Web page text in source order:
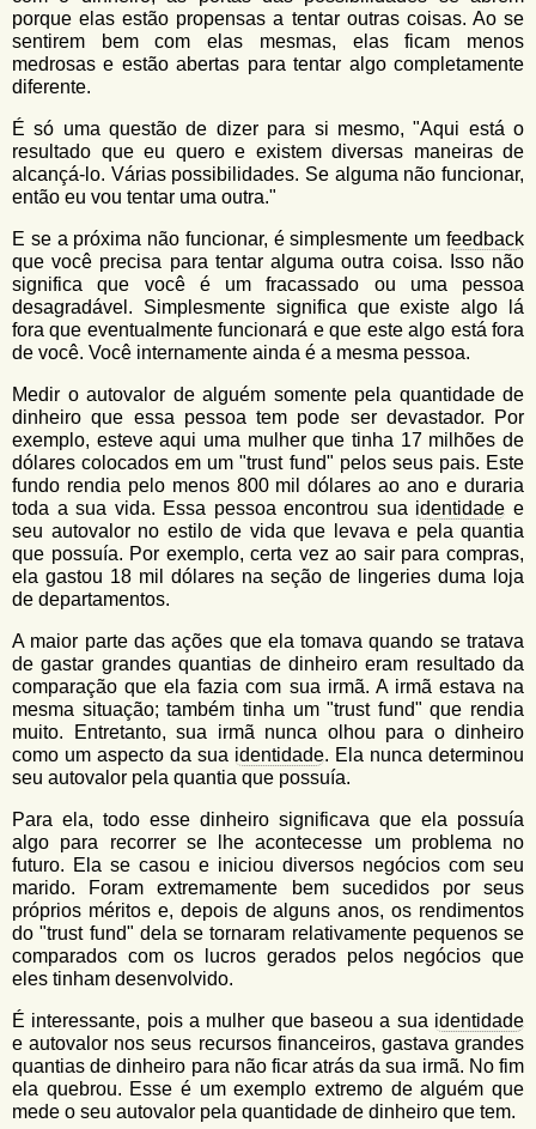
porque elas estão propensas a tentar outras coisas. Ao se
sentirem bem com elas mesmas, elas ficam menos
medrosas e estão abertas para tentar algo completamente
diferente.
É só uma questão de dizer para si mesmo, "Aqui está o
resultado que eu quero e existem diversas maneiras de
alcançá-lo. Várias possibilidades. Se alguma não funcionar,
então eu vou tentar uma outra."
E se a próxima não funcionar, é simplesmente um feedback
que você precisa para tentar alguma outra coisa. Isso não
significa que você é um fracassado ou uma pessoa
desagradável. Simplesmente significa que existe algo lá
fora que eventualmente funcionará e que este algo está fora
de você. Você internamente ainda é a mesma pessoa.
Medir o autovalor de alguém somente pela quantidade de
dinheiro que essa pessoa tem pode ser devastador. Por
exemplo, esteve aqui uma mulher que tinha 17 milhões de
dólares colocados em um "trust fund" pelos seus pais. Este
fundo rendia pelo menos 800 mil dólares ao ano e duraria
toda a sua vida. Essa pessoa encontrou sua identidade e
seu autovalor no estilo de vida que levava e pela quantia
que possuía. Por exemplo, certa vez ao sair para compras,
ela gastou 18 mil dólares na seção de lingeries duma loja
de departamentos.
A maior parte das ações que ela tomava quando se tratava
de gastar grandes quantias de dinheiro eram resultado da
comparação que ela fazia com sua irmã. A irmã estava na
mesma situação; também tinha um "trust fund" que rendia
muito. Entretanto, sua irmã nunca olhou para o dinheiro
como um aspecto da sua identidade. Ela nunca determinou
seu autovalor pela quantia que possuía.
Para ela, todo esse dinheiro significava que ela possuía
algo para recorrer se lhe acontecesse um problema no
futuro. Ela se casou e iniciou diversos negócios com seu
marido. Foram extremamente bem sucedidos por seus
próprios méritos e, depois de alguns anos, os rendimentos
do "trust fund" dela se tornaram relativamente pequenos se
comparados com os lucros gerados pelos negócios que
eles tinham desenvolvido.
É interessante, pois a mulher que baseou a sua identidade
e autovalor nos seus recursos financeiros, gastava grandes
quantias de dinheiro para não ficar atrás da sua irmã. No fim
ela quebrou. Esse é um exemplo extremo de alguém que
mede o seu autovalor pela quantidade de dinheiro que tem.